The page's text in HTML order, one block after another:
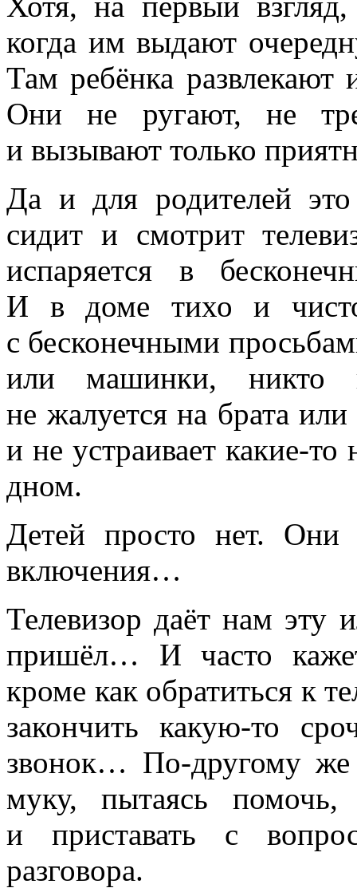
когда им выдают
Там ребёнка
Они не ругают, не
и вызывают только
Да и для родителей
сидит и смотрит
испаряется в
И в доме тихо и
с бесконечными
или машинки, никто
не жалуется на брата или
и не устраивает
дном.
Детей просто нет. Они
включения…
Телевизор даёт нам эту
пришёл… И часто
кроме как обратиться к
закончить какую‑то
звонок… По‑другому
муку, пытаясь помочь,
и приставать с
разговора.